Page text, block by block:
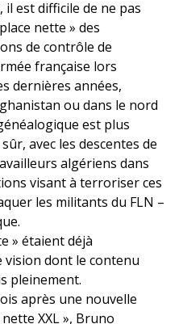
est difficile de ne pas
nette » des
de contrôle de
française lors
dernières années,
ou dans le nord
est plus
avec les descentes de
algériens dans
visant à terroriser ces
les militants du FLN –
» étaient déjà
vision dont le contenu
pleinement.
après une nouvelle
XXL », Bruno